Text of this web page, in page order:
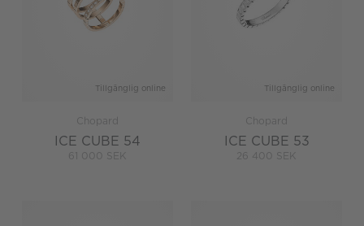
Tillgänglig online
Chopard
ICE CUBE 54
61 000 SEK
Tillgänglig online
Chopard
ICE CUBE 53
26 400 SEK